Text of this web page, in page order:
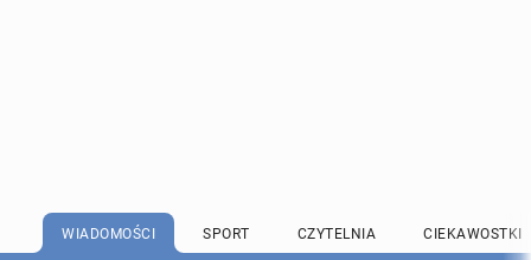
WIADOMOŚCI SPORT CZYTELNIA CIEKAWOSTKI